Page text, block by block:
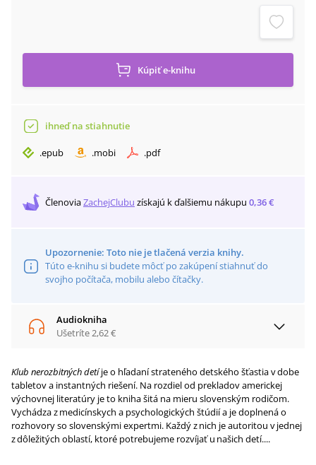
Kúpiťe-knihu
ihneď na stiahnutie
.epub .mobi .pdf
ČlenoviaZachejClubu získajú k ďalšiemu nákupu 0,36 €
Upozornenie: Toto nie je tlačená verzia knihy.
Túto e-knihu si budete môcť po zakúpení stiahnuť do
svojho počítača, mobilu alebo čítačky.
Audiokniha
Ušetríte2,62 €
Klub nerozbitných detíje o hľadaní strateného detského šťastia v dobe
tabletov a instantných riešení. Na rozdiel od prekladov americkej
výchov­nej literatúry je to kniha šitá na mieru slovenským rodičom.
Vychádza z medicínskych a psychologických štúdií a je doplnená o
rozhovory so slovenskými expertmi. Každý z nich je autoritou v jednej
z dôležitých oblastí, ktoré potrebujeme rozvíjať u našich detí....